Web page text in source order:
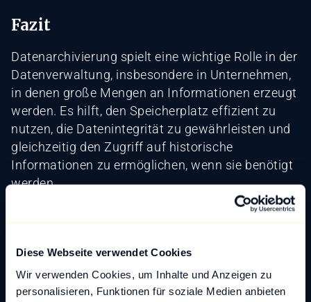
Diese Webseite verwendet Cookies
Wir verwenden Cookies, um Inhalte und Anzeigen zu
personalisieren, Funktionen für soziale Medien anbieten
Fazit
Datenarchivierung spielt eine wichtige Rolle in der
Datenverwaltung, insbesondere in Unternehmen,
in denen große Mengen an Informationen erzeugt
werden. Es hilft, den Speicherplatz effizient zu
nutzen, die Datenintegrität zu gewährleisten und
gleichzeitig den Zugriff auf historische
Informationen zu ermöglichen, wenn sie benötigt
werden.
Zurück zum Glossar